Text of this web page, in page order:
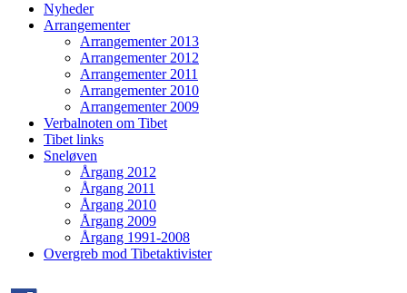
Nyheder
Arrangementer
Arrangementer 2013
Arrangementer 2012
Arrangementer 2011
Arrangementer 2010
Arrangementer 2009
Verbalnoten om Tibet
Tibet links
Sneløven
Årgang 2012
Årgang 2011
Årgang 2010
Årgang 2009
Årgang 1991-2008
Overgreb mod Tibetaktivister